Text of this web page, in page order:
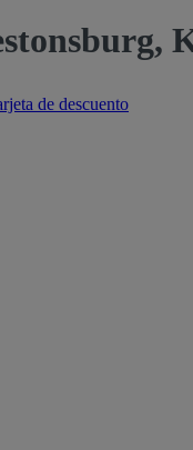
de descuento